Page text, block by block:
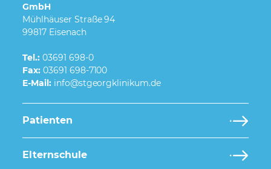
GmbH
Mühlhäuser Straße 94
99817 Eisenach
Tel.: 03691 698-0
Fax: 03691 698-7100
E-Mail:
Patienten
Elternschule